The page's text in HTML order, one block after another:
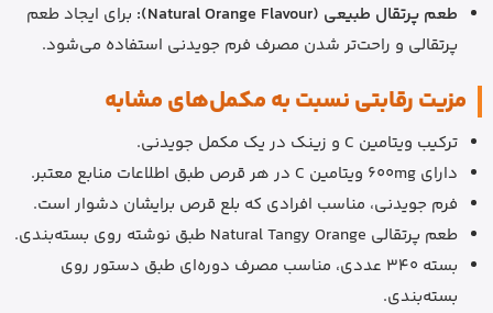
طعم پرتقال طبیعی (Natural Orange Flavour):
برای ایجاد طعم
پرتقالی و راحت‌تر شدن مصرف فرم جویدنی استفاده می‌شود.
مزیت رقابتی نسبت به مکمل‌های مشابه
ترکیب ویتامین C و زینک در یک مکمل جویدنی.
دارای 600mg ویتامین C در هر قرص طبق اطلاعات منابع معتبر.
فرم جویدنی، مناسب افرادی که بلع قرص برایشان دشوار است.
طعم پرتقالی Natural Tangy Orange طبق نوشته روی بسته‌بندی.
بسته 340 عددی، مناسب مصرف دوره‌ای طبق دستور روی
بسته‌بندی.